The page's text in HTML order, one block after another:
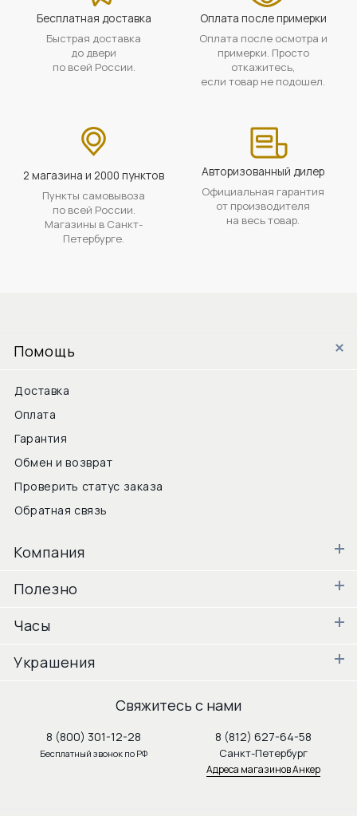
Бесплатная доставка
Быстрая доставка
до двери
по всей России.
Оплата после примерки
Оплата после осмотра и
примерки. Просто
откажитесь,
если товар не подошел.
2 магазина и 2000 пунктов
Пункты самовывоза
по всей России.
Магазины в Санкт-
Петербурге.
Авторизованный дилер
Официальная гарантия
от производителя
на весь товар.
Помощь
Доставка
Оплата
Гарантия
Обмен и возврат
Проверить статус заказа
Обратная связь
Компания
Полезно
Часы
Украшения
Свяжитесь с нами
8 (800) 301-12-28
Бесплатный звонок по РФ
8 (812) 627-64-58
Санкт-Петербург
Адреса магазинов Анкер